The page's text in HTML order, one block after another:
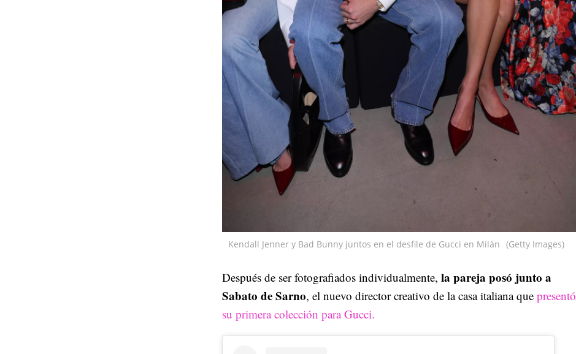
Kendall Jenner y Bad Bunny juntos en el desfile de Gucci en Milán (Getty Images)
Después de ser fotografiados individualmente, la pareja posó junto a
Sabato de Sarno, el nuevo director creativo de la casa italiana que presentó
su primera colección para Gucci.